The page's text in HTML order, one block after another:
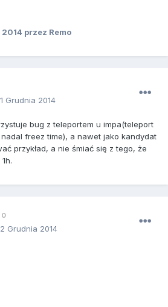
przez Remo
Grudnia 2014
bug z teleportem u impa(teleport
freez time), a nawet jako kandydat
przykład, a nie śmiać się z tego, że
0
Grudnia 2014